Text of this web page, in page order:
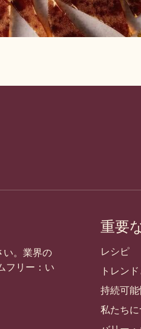
い。業界の
フリー：い
Footer
重要
レシピ
トレン
持続可能
私たち